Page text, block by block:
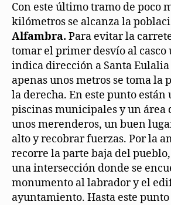
Con este último tramo de poco
kilómetros se alcanza la
Alfambra. Para evitar la
tomar el primer desvío al casco
indica dirección a Santa Eulalia
apenas unos metros se toma la
la derecha. En este punto están
piscinas municipales y un área
unos merenderos, un buen
alto y recobrar fuerzas. Por la
recorre la parte baja del
una intersección donde se
monumento al labrador y el
ayuntamiento. Hasta este